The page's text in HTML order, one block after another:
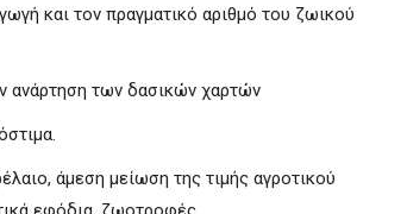
και τον πραγματικό αριθμό του ζωικού
ανάρτηση των δασικών χαρτών
άμεση μείωση της τιμής αγροτικού